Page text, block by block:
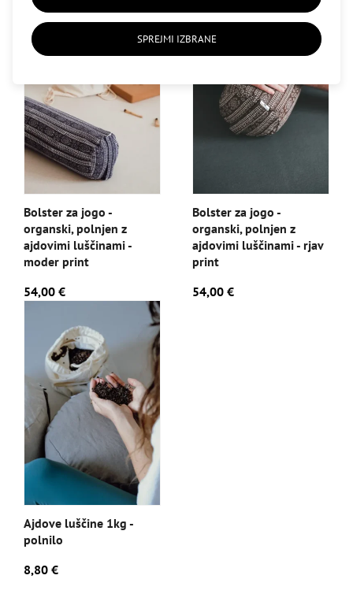
SPREJMI IZBRANE
Bolster za jogo -
organski, polnjen z
ajdovimi luščinami -
moder print
54,00 €
Bolster za jogo -
organski, polnjen z
ajdovimi luščinami - rjav
print
54,00 €
Ajdove luščine 1kg -
polnilo
8,80 €